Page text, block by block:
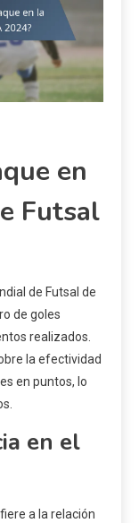
en
Futsal
de Futsal de
de goles
realizados.
la efectividad
en puntos, lo
en el
a la relación